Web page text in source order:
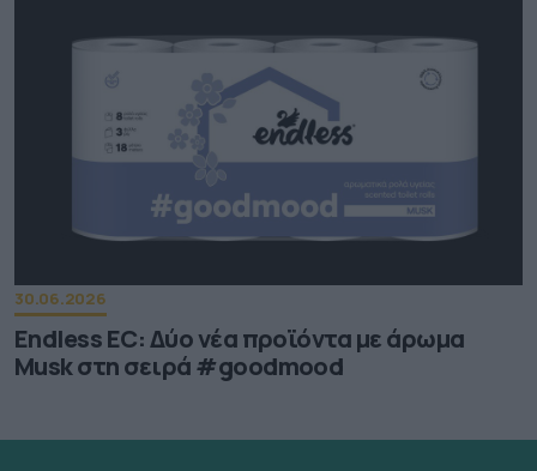
30.06.2026
Endless EC: Δύο νέα προϊόντα με άρωμα
Musk στη σειρά #goodmood